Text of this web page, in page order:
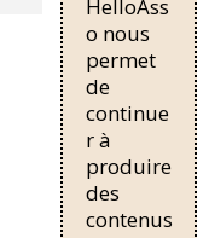
pour une
régularisati
on,
passant de
trois...
HelloAss
o nous
permet
de
continue
r à
produire
des
contenus